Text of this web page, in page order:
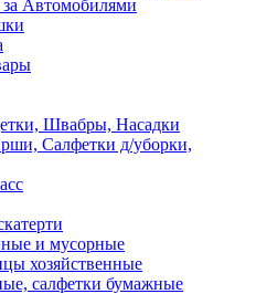
за Автомобилями
Швабры, Насадки
Салфетки д/уборки,
и мусорные
хозяйственные
салфетки бумажные